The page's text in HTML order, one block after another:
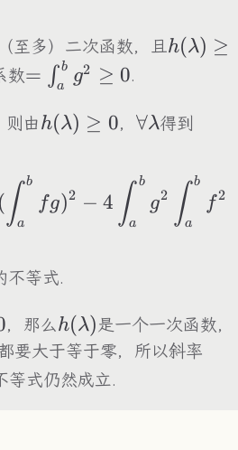
至多）二次函数，且h(λ) ≥
数=\int_a^bg^2\geq0
= ∫a
b
g2 ≥ 0.
则由h(\lambda)\geq0
h(λ) ≥ 0， ∀λ得到
( ∫a
b
fg)2 − 4 ∫a
b
g2 ∫a
b
f2
不等式.
，那么h(\lambda)
h(λ)是一个一次函数，
要大于等于零，所以斜率
等式仍然成立.